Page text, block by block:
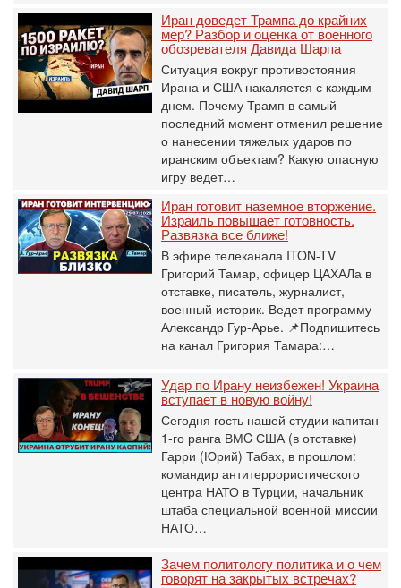
Иран доведет Трампа до крайних
мер? Разбор и оценка от военного
обозревателя Давида Шарпа
Ситуация вокруг противостояния
Ирана и США накаляется с каждым
днем. Почему Трамп в самый
последний момент отменил решение
о нанесении тяжелых ударов по
иранским объектам? Какую опасную
игру ведет…
Иран готовит наземное вторжение.
Израиль повышает готовность.
Развязка все ближе!
В эфире телеканала ITON-TV
Григорий Тамар, офицер ЦАХАЛа в
отставке, писатель, журналист,
военный историк. Ведет программу
Александр Гур-Арье. 📌Подпишитесь
на канал Григория Тамара:…
Удар по Ирану неизбежен! Украина
вступает в новую войну!
Сегодня гость нашей студии капитан
1-го ранга ВМC США (в отставке)
Гарри (Юрий) Табах, в прошлом:
командир антитеррористического
центра НАТО в Турции, начальник
штаба специальной военной миссии
НАТО…
Зачем политологу политика и о чем
говорят на закрытых встречах?